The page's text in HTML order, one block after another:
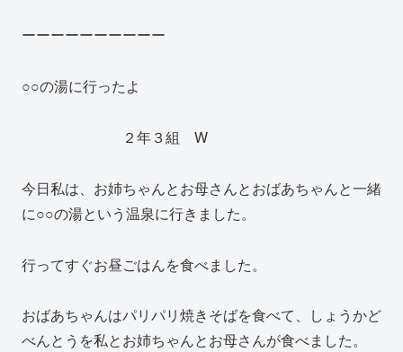
ーーーーーーーーーー
○○の湯に行ったよ
２年３組 W
今日私は、お姉ちゃんとお母さんとおばあちゃんと一緒
に○○の湯という温泉に行きました。
行ってすぐお昼ごはんを食べました。
おばあちゃんはパリパリ焼きそばを食べて、しょうかど
べんとうを私とお姉ちゃんとお母さんが食べました。